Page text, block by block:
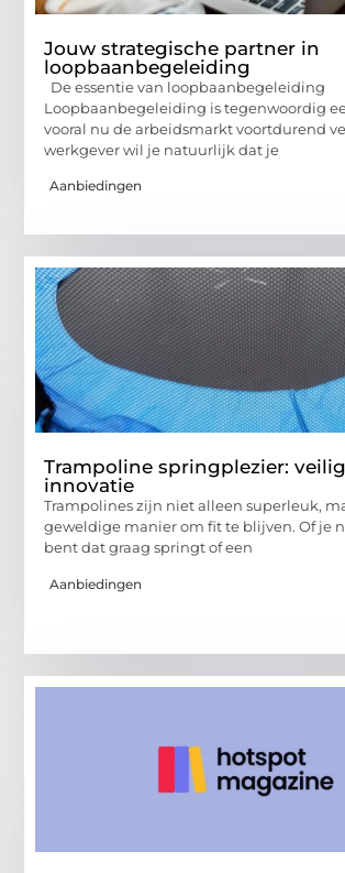
Jouw strategische partner in
loopbaanbegeleiding
De essentie van loopbaanbegeleiding
Loopbaanbegeleiding is tegenwoordig
vooral nu de arbeidsmarkt voortdurend
werkgever wil je natuurlijk dat je
Aanbiedingen
Trampoline springplezier:
innovatie
Trampolines zijn niet alleen superleuk,
geweldige manier om fit te blijven. Of je
bent dat graag springt of een
Aanbiedingen